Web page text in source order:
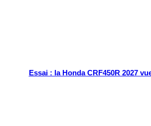
Essai : la Honda CRF450R 2027